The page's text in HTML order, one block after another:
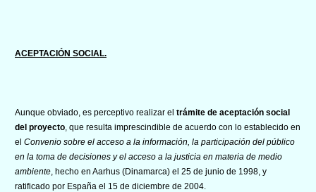
ACEPTACIÓN SOCIAL.
Aunque obviado, es perceptivo realizar el trámite de aceptación social
del proyecto , que resulta imprescindible de acuerdo con lo establecido en
el Convenio sobre el acceso a la información, la participación del público
en la toma de decisiones y el acceso a la justicia en materia de medio
ambiente , hecho en Aarhus (Dinamarca) el 25 de junio de 1998, y
ratificado por España el 15 de diciembre de 2004.